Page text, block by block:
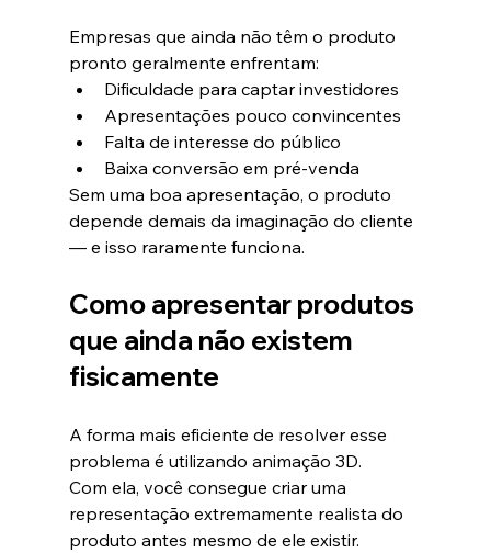
Empresas que ainda não têm o produto
pronto geralmente enfrentam:
Dificuldade para captar investidores
Apresentações pouco convincentes
Falta de interesse do público
Baixa conversão em pré-venda
Sem uma boa apresentação, o produto
depende demais da imaginação do cliente
— e isso raramente funciona.
Como apresentar produtos
que ainda não existem
fisicamente
A forma mais eficiente de resolver esse
problema é utilizando animação 3D.
Com ela, você consegue criar uma
representação extremamente realista do
produto antes mesmo de ele existir.